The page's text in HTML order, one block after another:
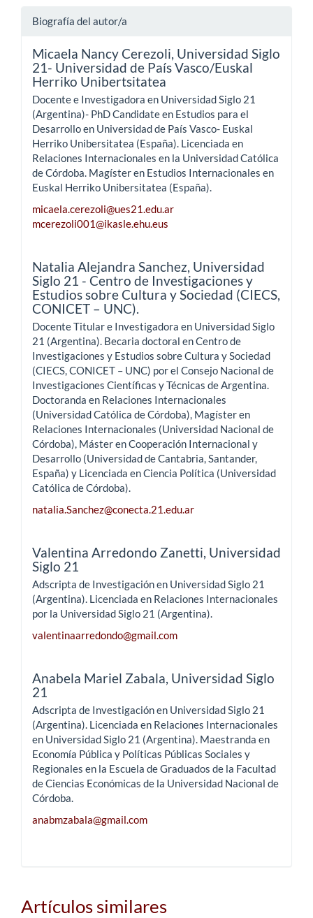
Biografía del autor/a
Micaela Nancy Cerezoli, Universidad Siglo
21- Universidad de País Vasco/Euskal
Herriko Unibertsitatea
Docente e Investigadora en Universidad Siglo 21
(Argentina)- PhD Candidate en Estudios para el
Desarrollo en Universidad de País Vasco- Euskal
Herriko Unibersitatea (España). Licenciada en
Relaciones Internacionales en la Universidad Católica
de Córdoba. Magíster en Estudios Internacionales en
Euskal Herriko Unibersitatea (España).
micaela.cerezoli@ues21.edu.ar
mcerezoli001@ikasle.ehu.eus
Natalia Alejandra Sanchez, Universidad
Siglo 21 - Centro de Investigaciones y
Estudios sobre Cultura y Sociedad (CIECS,
CONICET – UNC).
Docente Titular e Investigadora en Universidad Siglo
21 (Argentina). Becaria doctoral en Centro de
Investigaciones y Estudios sobre Cultura y Sociedad
(CIECS, CONICET – UNC) por el Consejo Nacional de
Investigaciones Científicas y Técnicas de Argentina.
Doctoranda en Relaciones Internacionales
(Universidad Católica de Córdoba), Magíster en
Relaciones Internacionales (Universidad Nacional de
Córdoba), Máster en Cooperación Internacional y
Desarrollo (Universidad de Cantabria, Santander,
España) y Licenciada en Ciencia Política (Universidad
Católica de Córdoba).
natalia.Sanchez@conecta.21.edu.ar
Valentina Arredondo Zanetti, Universidad
Siglo 21
Adscripta de Investigación en Universidad Siglo 21
(Argentina). Licenciada en Relaciones Internacionales
por la Universidad Siglo 21 (Argentina).
valentinaarredondo@gmail.com
Anabela Mariel Zabala, Universidad Siglo
21
Adscripta de Investigación en Universidad Siglo 21
(Argentina). Licenciada en Relaciones Internacionales
en Universidad Siglo 21 (Argentina). Maestranda en
Economía Pública y Políticas Públicas Sociales y
Regionales en la Escuela de Graduados de la Facultad
de Ciencias Económicas de la Universidad Nacional de
Córdoba.
anabmzabala@gmail.com
Artículos similares